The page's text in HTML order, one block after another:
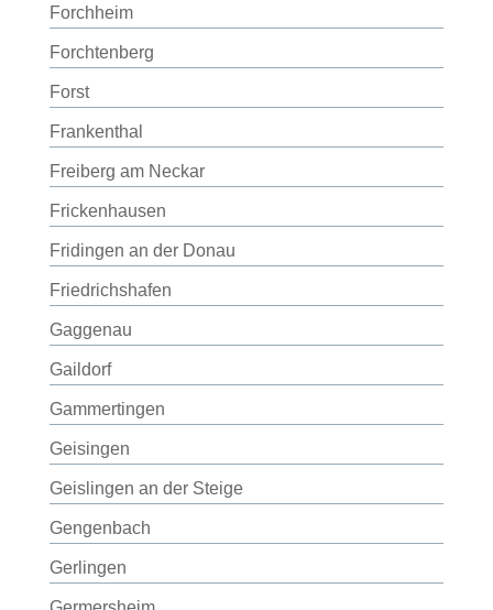
Forchheim
Forchtenberg
Forst
Frankenthal
Freiberg am Neckar
Frickenhausen
Fridingen an der Donau
Friedrichshafen
Gaggenau
Gaildorf
Gammertingen
Geisingen
Geislingen an der Steige
Gengenbach
Gerlingen